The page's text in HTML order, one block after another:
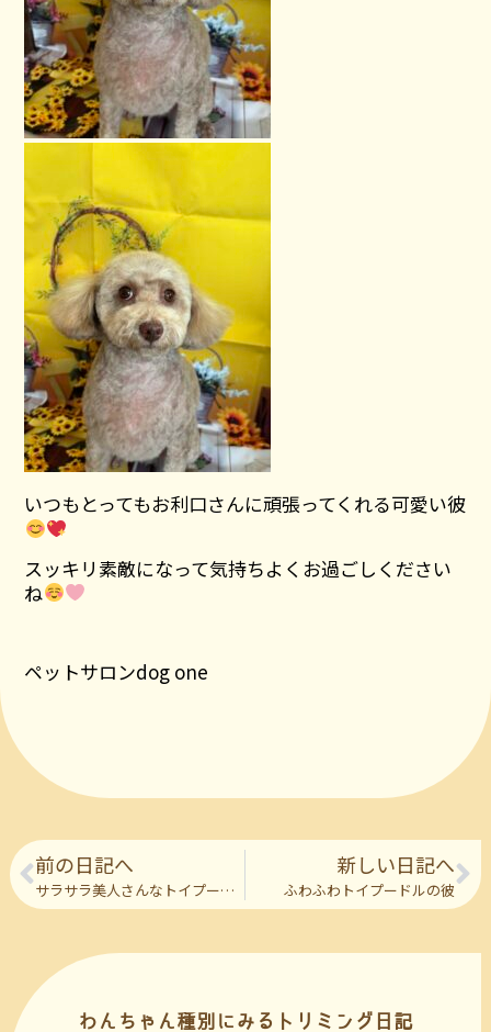
いつもとってもお利口さんに頑張ってくれる可愛い彼
スッキリ素敵になって気持ちよくお過ごしください
ね
ペットサロンdog one
前の日記へ
サラサラ美人さんなトイプードルの彼女
新しい日記へ
ふわふわトイプードルの彼
わんちゃん種別にみるトリミング日記